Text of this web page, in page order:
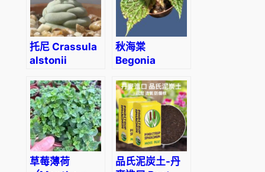
托尼 Crassula
alstonii
秋海棠
Begonia
草莓薄荷
品氏泥炭土-丹